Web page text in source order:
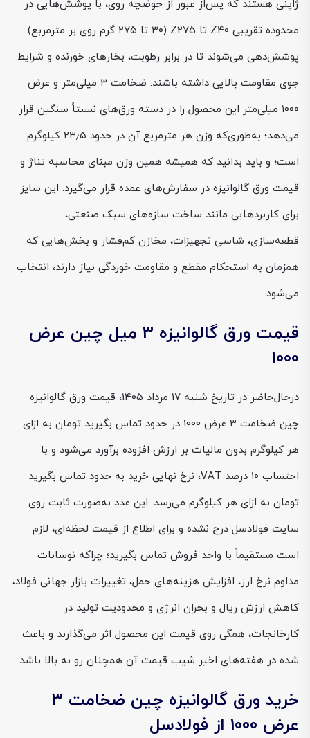
ژاپنی هستند که پس‌از عبور از حوضچه روی، با پوشش‌هایی در
محدوده تقریبی Z40 تا Z275 (۳۰ تا ۲۷۵ گرم روی بر مترمربع)
پوشش‌دهی می‌شوند تا در برابر رطوبت، بخارهای خورنده و شرایط
جوی مقاومت بالایی داشته باشند. ضخامت ۳ میلی‌متر و عرض
۱۰۰۰ میلی‌متر این محصول را در دسته ورق‌های نسبتاً سنگین قرار
می‌دهد؛ به‌طوری‌که وزن هر مترمربع آن در حدود ۲۳٫۵ کیلوگرم
است؛ و باید بدانید که همیشه همین وزن مبنای محاسبه تناژ و
قیمت ورق گالوانیزه در سفارش‌های عمده قرار می‌گیرد. این سایز
برای کاربردهایی مانند ساخت سازه‌های سبک صنعتی،
قطعه‌سازی، شاسی تجهیزات، مخازن کم‌فشار و بخش‌هایی که
همزمان به استحکام مقطع و مقاومت خوردگی نیاز دارند، انتخاب
می‌شود.
قیمت ورق گالوانیزه 3 میل چین عرض
1000
درحال‌حاضر در تاریخ شنبه 17 مرداد 1405، قیمت ورق گالوانیزه
چین ضخامت 3 عرض 1000 در حدود تماس بگیرید تومان به ازای
هر کیلوگرم بدون مالیات بر ارزش افزوده برآورد می‌شود و با
احتساب ۱۰ درصد VAT، نرخ نهایی خرید به حدود تماس بگیرید
تومان به ازای هر کیلوگرم می‌رسد. این عدد به‌صورت ثابت روی
سایت فولادسل درج نشده و برای اطلاع از قیمت لحظه‌ای، لازم
است مستقیماً با واحد فروش تماس بگیرید؛ چراکه نوسانات
مداوم نرخ ارز، افزایش هزینه‌های حمل، تغییرات بازار جهانی فولاد،
کاهش ارزش ریال و بحران انرژی و محدودیت تولید در
کارخانجات، همگی روی قیمت این محصول اثر می‌گذارند و باعث
شده در هفته‌های اخیر شیب قیمت آن همچنان رو به بالا باشد.
خرید ورق گالوانیزه چین ضخامت 3
عرض 1000 از فولادسل